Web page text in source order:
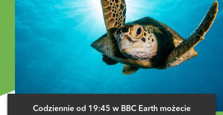
Codziennie od 19:45 w BBC Earth możecie